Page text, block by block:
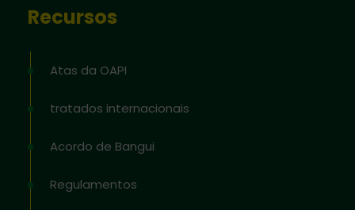
Recursos
Atas da OAPI
tratados internacionais
Acordo de Bangui
Regulamentos